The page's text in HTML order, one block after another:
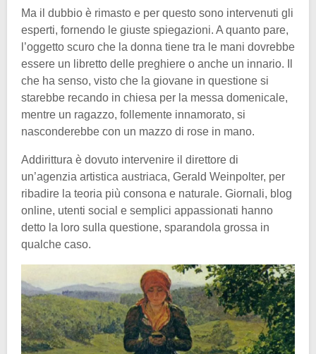
Ma il dubbio è rimasto e per questo sono intervenuti gli
esperti, fornendo le giuste spiegazioni. A quanto pare,
l’oggetto scuro che la donna tiene tra le mani dovrebbe
essere un libretto delle preghiere o anche un innario. Il
che ha senso, visto che la giovane in questione si
starebbe recando in chiesa per la messa domenicale,
mentre un ragazzo, follemente innamorato, si
nasconderebbe con un mazzo di rose in mano.
Addirittura è dovuto intervenire il direttore di
un’agenzia artistica austriaca, Gerald Weinpolter, per
ribadire la teoria più consona e naturale. Giornali, blog
online, utenti social e semplici appassionati hanno
detto la loro sulla questione, sparandola grossa in
qualche caso.